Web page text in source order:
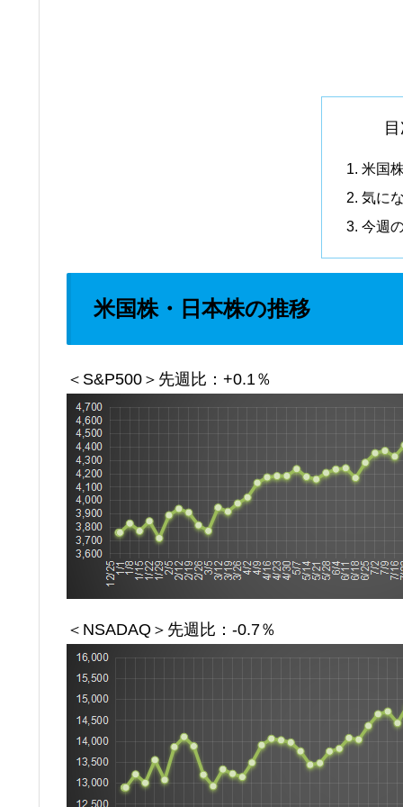
米国
気に
今週
米国株・日本株の推移
＜S&P500＞先週比：+0.1％
＜NSADAQ＞先週比：-0.7％